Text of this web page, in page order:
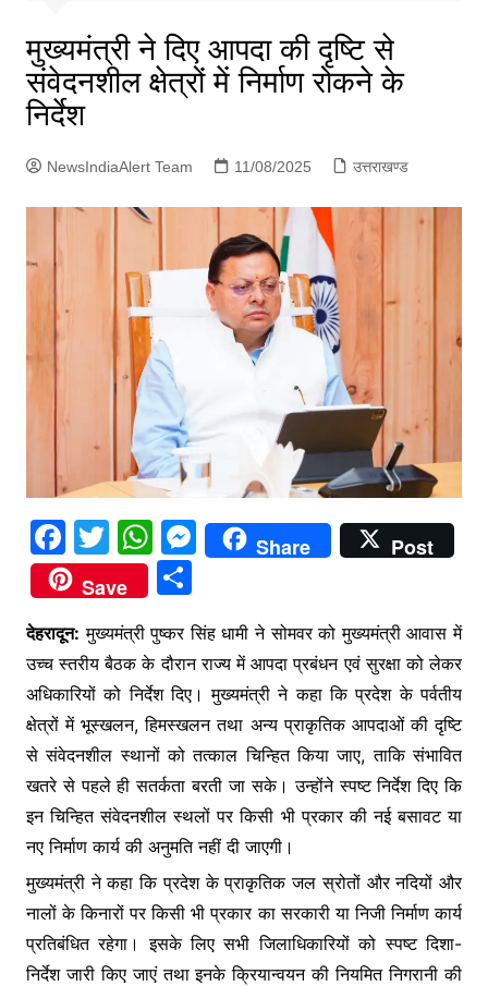
मुख्यमंत्री ने दिए आपदा की दृष्टि से
संवेदनशील क्षेत्रों में निर्माण रोकने के
निर्देश
NewsIndiaAlert Team 11/08/2025 उत्तराखण्ड
F
a
c
e
b
o
o
k
T
w
itt
er
W
h
at
s
A
p
p
M
e
s
e
n
g
er
Share
Post
Save
S
ar
e
देहरादून: मुख्यमंत्री पुष्कर सिंह धामी ने सोमवर को मुख्यमंत्री आवास में
उच्च स्तरीय बैठक के दौरान राज्य में आपदा प्रबंधन एवं सुरक्षा को लेकर
अधिकारियों को निर्देश दिए। मुख्यमंत्री ने कहा कि प्रदेश के पर्वतीय
क्षेत्रों में भूस्खलन, हिमस्खलन तथा अन्य प्राकृतिक आपदाओं की दृष्टि
से संवेदनशील स्थानों को तत्काल चिन्हित किया जाए, ताकि संभावित
खतरे से पहले ही सतर्कता बरती जा सके। उन्होंने स्पष्ट निर्देश दिए कि
इन चिन्हित संवेदनशील स्थलों पर किसी भी प्रकार की नई बसावट या
नए निर्माण कार्य की अनुमति नहीं दी जाएगी।
मुख्यमंत्री ने कहा कि प्रदेश के प्राकृतिक जल स्रोतों और नदियों और
नालों के किनारों पर किसी भी प्रकार का सरकारी या निजी निर्माण कार्य
प्रतिबंधित रहेगा। इसके लिए सभी जिलाधिकारियों को स्पष्ट दिशा-
निर्देश जारी किए जाएं तथा इनके क्रियान्वयन की नियमित निगरानी की